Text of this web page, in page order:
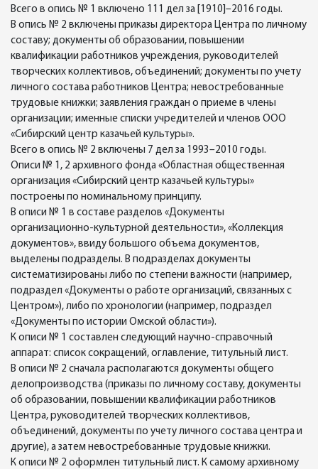
Всего в опись № 1 включено 111 дел за [1910]–2016 годы.
В опись № 2 включены приказы директора Центра по личному
составу; документы об образовании, повышении
квалификации работников учреждения, руководителей
творческих коллективов, объединений; документы по учету
личного состава работников Центра; невостребованные
трудовые книжки; заявления граждан о приеме в члены
организации; именные списки учредителей и членов ООО
«Сибирский центр казачьей культуры».
Всего в опись № 2 включены 7 дел за 1993–2010 годы.
Описи № 1, 2 архивного фонда «Областная общественная
организация «Сибирский центр казачьей культуры»
построены по номинальному принципу.
В описи № 1 в составе разделов «Документы
организационно-культурной деятельности», «Коллекция
документов», ввиду большого объема документов,
выделены подразделы. В подразделах документы
систематизированы либо по степени важности (например,
подраздел «Документы о работе организаций, связанных с
Центром»), либо по хронологии (например, подраздел
«Документы по истории Омской области»).
К описи № 1 составлен следующий научно-справочный
аппарат: список сокращений, оглавление, титульный лист.
В описи № 2 сначала располагаются документы общего
делопроизводства (приказы по личному составу, документы
об образовании, повышении квалификации работников
Центра, руководителей творческих коллективов,
объединений, документы по учету личного состава центра и
другие), а затем невостребованные трудовые книжки.
К описи № 2 оформлен титульный лист. К самому архивному